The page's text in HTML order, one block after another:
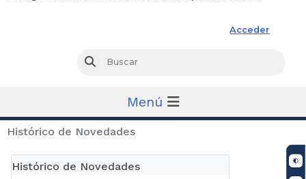
Acceder
Buscar
Menú
Histórico de Novedades
Histórico de Novedades